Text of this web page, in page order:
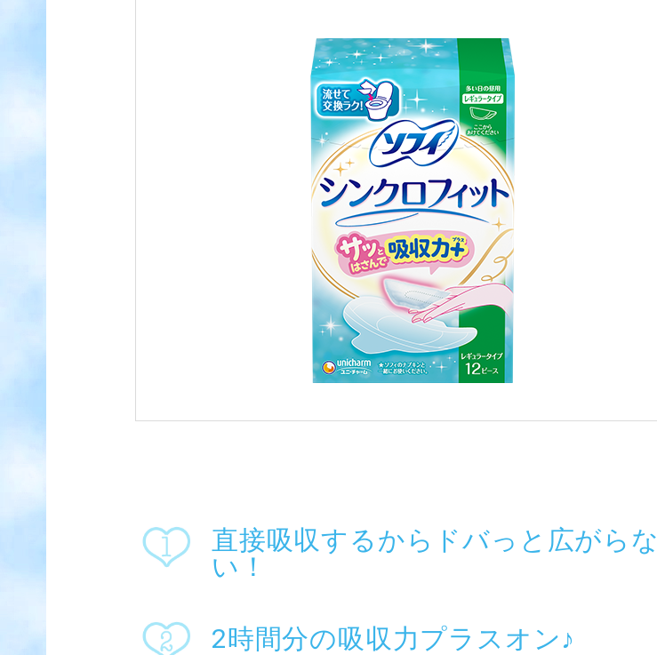
直接吸収するからドバっと広がらな
い！
2時間分の吸収力プラスオン♪